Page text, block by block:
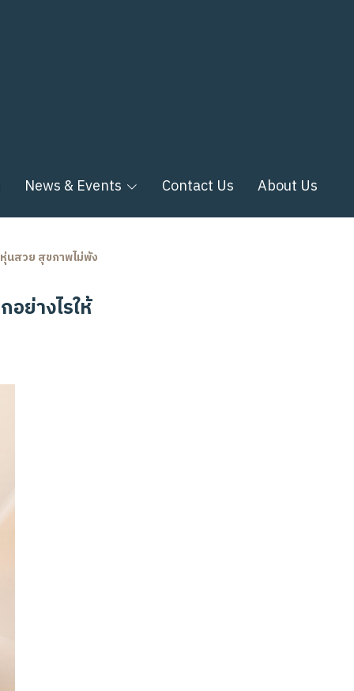
News & Events Contact Us About Us
นสวย สุขภาพไม่พัง
ย่างไรให้